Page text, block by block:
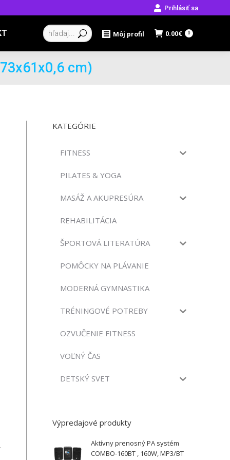
Prihlásiť sa
Vyhľadávanie: Môj profil 0.00€ 0
cm)
KATEGÓRIE
FITNESS
PILATES & YOGA
MASÁŽ A AKUPRESÚRA
REHABILITÁCIA
ŠPORTOVÁ LITERATÚRA
POMÔCKY NA PLÁVANIE
MODERNÁ GYMNASTIKA
TRÉNINGOVÉ POTREBY
OZVUČENIE FITNESS
VOĽNÝ ČAS
DETSKÝ SVET
Výpredajové produkty
Aktívny prenosný PA systém
COMBO-160BT , 160W, MP3/BT